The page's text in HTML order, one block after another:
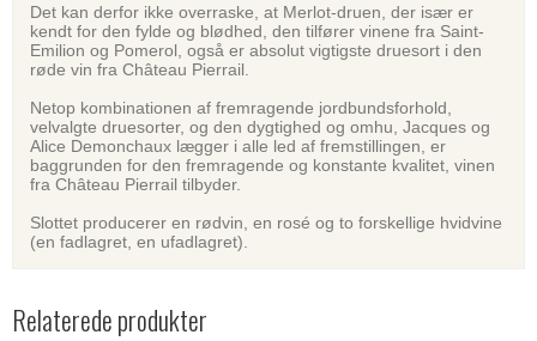
Det kan derfor ikke overraske, at Merlot-druen, der især er
kendt for den fylde og blødhed, den tilfører vinene fra Saint-
Emilion og Pomerol, også er absolut vigtigste druesort i den
røde vin fra Château Pierrail.
Netop kombinationen af fremragende jordbundsforhold,
velvalgte druesorter, og den dygtighed og omhu, Jacques og
Alice Demonchaux lægger i alle led af fremstillingen, er
baggrunden for den fremragende og konstante kvalitet, vinen
fra Château Pierrail tilbyder.
Slottet producerer en rødvin, en rosé og to forskellige hvidvine
(en fadlagret, en ufadlagret).
Relaterede produkter